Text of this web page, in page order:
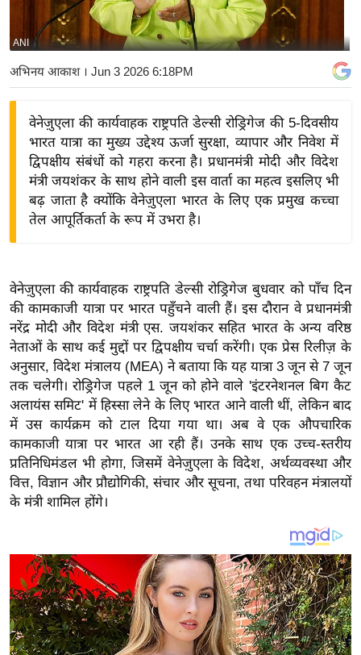
बि
ज़
ने
द्यो
शे
ष
ज्ञ
रा
य
ब
ज
खे
ल
क्रि
I
P
L
2
ANI
अभिनय आकाश। Jun 3 2026 6:18PM
वेनेज़ुएला की कार्यवाहक राष्ट्रपति डेल्सी रोड्रिगेज की 5-दिवसीय
भारत यात्रा का मुख्य उद्देश्य ऊर्जा सुरक्षा, व्यापार और निवेश में
द्विपक्षीय संबंधों को गहरा करना है। प्रधानमंत्री मोदी और विदेश
मंत्री जयशंकर के साथ होने वाली इस वार्ता का महत्व इसलिए भी
बढ़ जाता है क्योंकि वेनेज़ुएला भारत के लिए एक प्रमुख कच्चा
तेल आपूर्तिकर्ता के रूप में उभरा है।
वेनेज़ुएला की कार्यवाहक राष्ट्रपति डेल्सी रोड्रिगेज बुधवार को पाँच दिन
की कामकाजी यात्रा पर भारत पहुँचने वाली हैं। इस दौरान वे प्रधानमंत्री
नरेंद्र मोदी और विदेश मंत्री एस. जयशंकर सहित भारत के अन्य वरिष्ठ
नेताओं के साथ कई मुद्दों पर द्विपक्षीय चर्चा करेंगी। एक प्रेस रिलीज़ के
अनुसार, विदेश मंत्रालय (MEA) ने बताया कि यह यात्रा 3 जून से 7 जून
तक चलेगी। रोड्रिगेज पहले 1 जून को होने वाले 'इंटरनेशनल बिग कैट
अलायंस समिट' में हिस्सा लेने के लिए भारत आने वाली थीं, लेकिन बाद
में उस कार्यक्रम को टाल दिया गया था। अब वे एक औपचारिक
कामकाजी यात्रा पर भारत आ रही हैं। उनके साथ एक उच्च-स्तरीय
प्रतिनिधिमंडल भी होगा, जिसमें वेनेज़ुएला के विदेश, अर्थव्यवस्था और
वित्त, विज्ञान और प्रौद्योगिकी, संचार और सूचना, तथा परिवहन मंत्रालयों
के मंत्री शामिल होंगे।